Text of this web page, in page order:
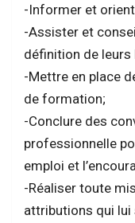
-Informer et
-Assister et
définition de leurs
-Mettre en place
de formation;
-Conclure des
professionnelle
emploi et
-Réaliser toute
attributions qui lui